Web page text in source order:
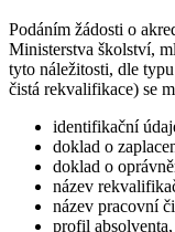
Podáním žádosti o
Ministerstva školství,
tyto náležitosti, dle
čistá rekvalifikace) se
identifikační
doklad o
doklad o
název
název pracovní
profil absolventa,